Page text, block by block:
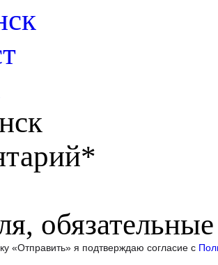
«Отправить» я подтверждаю согласие с